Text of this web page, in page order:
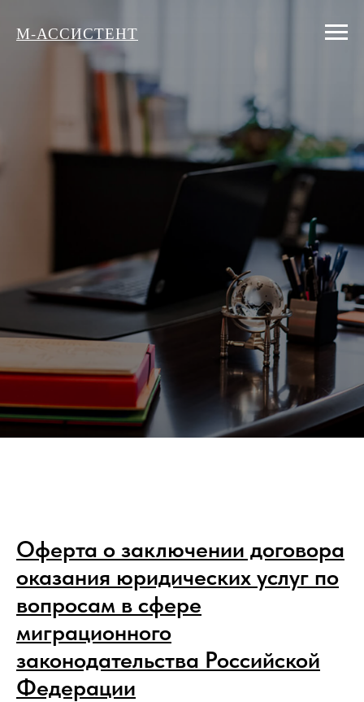
М-АССИСТЕНТ
Оферта о заключении договора
оказания юридических услуг по
вопросам в сфере
миграционного
законодательства Российской
Федерации